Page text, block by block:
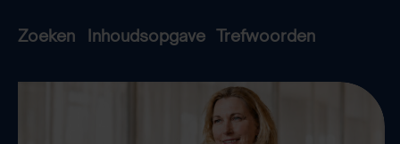
Zoeken Inhoudsopgave Trefwoorden